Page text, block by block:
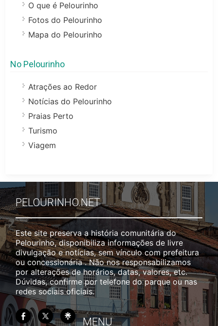
O que é Pelourinho
Fotos do Pelourinho
Mapa do Pelourinho
No Pelourinho
Atrações ao Redor
Notícias do Pelourinho
Praias Perto
Turismo
Viagem
PELOURINHO.NET
Este site preserva a história comunitária do
Pelourinho, disponibiliza informações de livre
divulgação e notícias, sem vínculo com prefeitura
ou concessionária . Não nos responsabilizamos
por alterações de horários, datas, valores, etc.
Dúvidas, confirme por telefone do parque ou nas
redes sociais oficiais.
MENU